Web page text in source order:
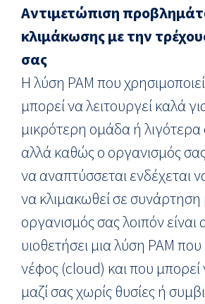
Αντιμετώπιση
κλιμάκωσης με την
σας
Η λύση PAM που
μπορεί να λειτουργεί καλά
μικρότερη ομάδα ή
αλλά καθώς ο οργανισμός
να αναπτύσσεται ενδέχεται
να κλιμακωθεί σε συνάρτηση
οργανισμός σας λοιπόν
υιοθετήσει μια λύση PAM που
νέφος (cloud) και που μπορεί
μαζί σας χωρίς θυσίες ή